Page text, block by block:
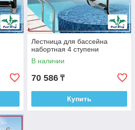
Лестница для бассейна
набортная 4 ступени
В наличии
70 586 ₸
Купить